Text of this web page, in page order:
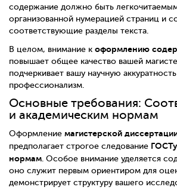
содержание должно быть
организованной нумерацией страниц и
соответствующие разделы текста.
В целом, внимание к оформлению
повышает общее качество вашей
подчеркивает вашу научную
профессионализм.
Основные требования:
и академическим нормам
Оформление магистерской
предполагает строгое следование ГОСТу
нормам . Особое внимание уделяется
оно служит первым ориентиром для
демонстрирует структуру вашего